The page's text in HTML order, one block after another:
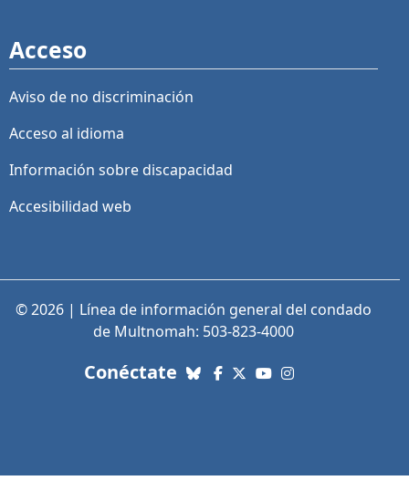
Acceso
Aviso de no discriminación
Acceso al idioma
Información sobre discapacidad
Accesibilidad web
© 2026 | Línea de información general del condado
de Multnomah: 503-823-4000
Conéctate con nosotros. Enlaces a
Bluesky
Facebook
X (Twitter)
YouTube
Instagram